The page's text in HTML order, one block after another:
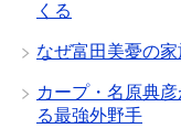
くる
なぜ富田美憂の
カープ・名原典
る最強外野手